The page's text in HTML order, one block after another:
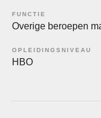
FUNCTIE
OPLEIDINGSNIVEAU
HBO